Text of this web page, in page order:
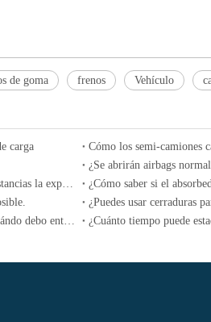
de goma frenos Vehículo
carga
¿Qué significa "Cilindro de puntuación "? ¿En qué circunstancias la experiencia del motor "Cilindro de puntuación"?
¿Sabes cómo girar a la izquierda en el área de espera? ¿Cuándo debo entrar?